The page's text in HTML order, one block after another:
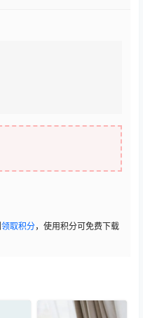
领取积分，使用积分可免费下载